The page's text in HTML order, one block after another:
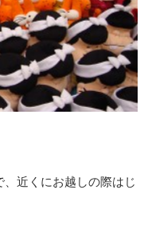
近くにお越しの際はじ